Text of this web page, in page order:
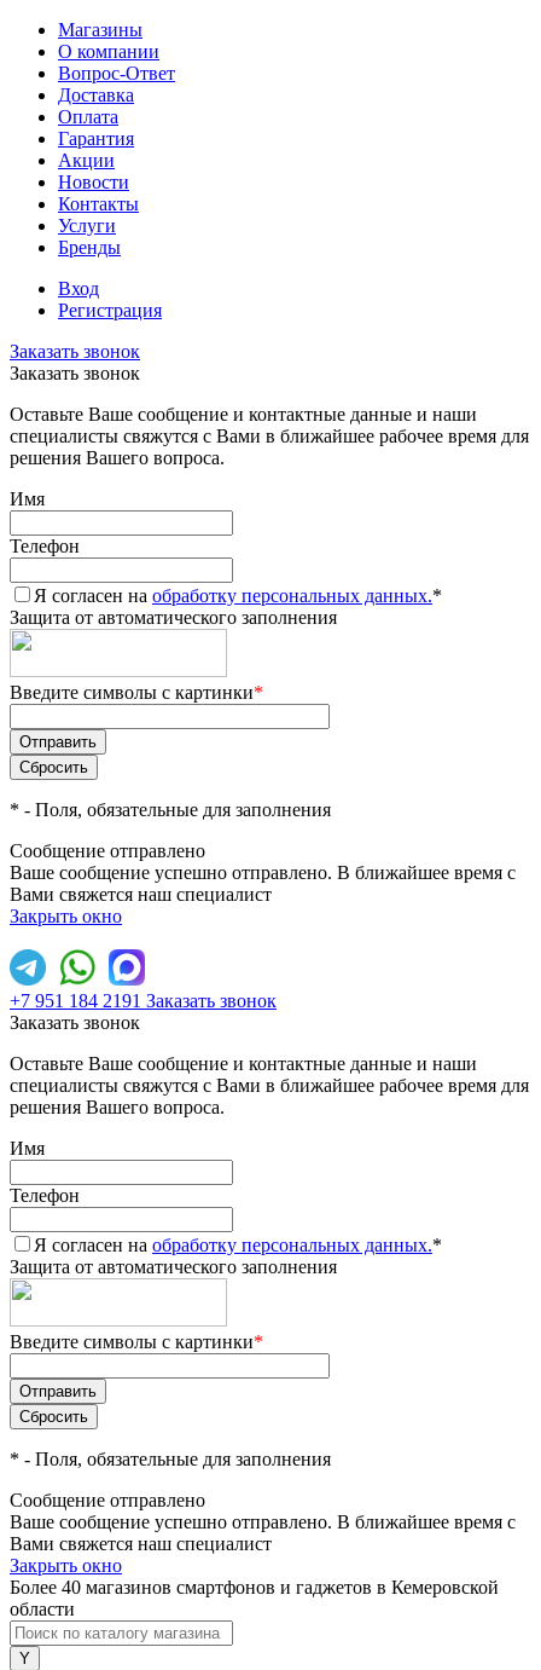
Магазины
О компании
Вопрос-Ответ
Доставка
Оплата
Гарантия
Акции
Новости
Контакты
Услуги
Бренды
Вход
Регистрация
Заказать звонок
Заказать звонок
Оставьте Ваше сообщение и контактные данные и наши
специалисты свяжутся с Вами в ближайшее рабочее время для
решения Вашего вопроса.
Имя
Телефон
Я согласен на обработку персональных данных.*
Защита от автоматического заполнения
Введите символы с картинки*
* - Поля, обязательные для заполнения
Сообщение отправлено
Ваше сообщение успешно отправлено. В ближайшее время с
Вами свяжется наш специалист
Закрыть окно
+7 951 184 2191 Заказать звонок
Заказать звонок
Оставьте Ваше сообщение и контактные данные и наши
специалисты свяжутся с Вами в ближайшее рабочее время для
решения Вашего вопроса.
Имя
Телефон
Я согласен на обработку персональных данных.*
Защита от автоматического заполнения
Введите символы с картинки*
* - Поля, обязательные для заполнения
Сообщение отправлено
Ваше сообщение успешно отправлено. В ближайшее время с
Вами свяжется наш специалист
Закрыть окно
Более 40 магазинов смартфонов и гаджетов в Кемеровской
области